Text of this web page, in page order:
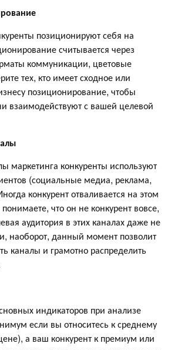
позиционируют себя на
считывается через
коммуникации, цветовые
тех, кто имеет сходное или
позиционирование, чтобы
взаимодействуют с вашей целевой
маркетинга конкуренты используют
(социальные медиа, реклама,
конкурент отваливается на этом
что он не конкурент вовсе,
аудитория в этих каналах даже не
наоборот, данный момент позволит
каналы и грамотно распределить
индикаторов при анализе
если вы относитесь к среднему
а ваш конкурент к премиум или